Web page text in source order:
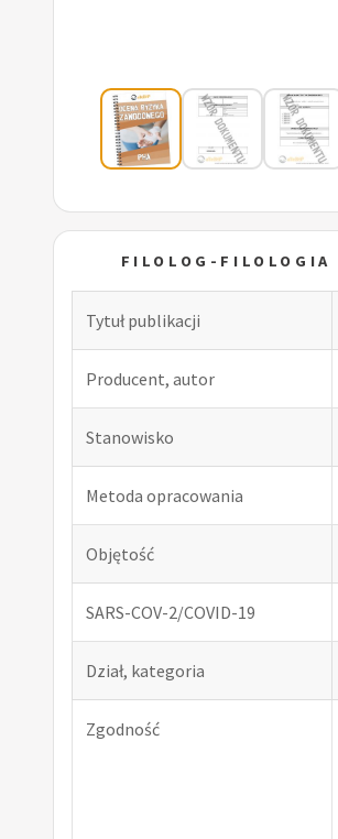
FILOLOG-FILOLOGIA
Tytuł publikacji
Producent, autor
Stanowisko
Metoda opracowania
Objętość
SARS-COV-2/COVID-19
Dział, kategoria
Zgodność